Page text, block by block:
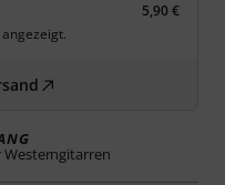
5,90 €
Westerngitarren